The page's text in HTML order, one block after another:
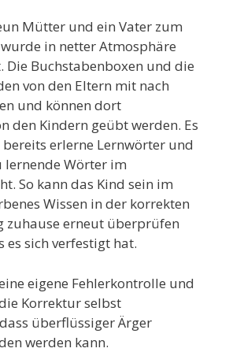
Mütter und ein Vater zum
in netter Atmosphäre
Die Buchstabenboxen und die
von den Eltern mit nach
und können dort
den Kindern geübt werden. Es
erlerne Lernwörter und
Wörter im
So kann das Kind sein im
Wissen in der korrekten
zuhause erneut überprüfen
es sich verfestigt hat.
eigene Fehlerkontrolle und
Korrektur selbst
überflüssiger Ärger
werden kann.